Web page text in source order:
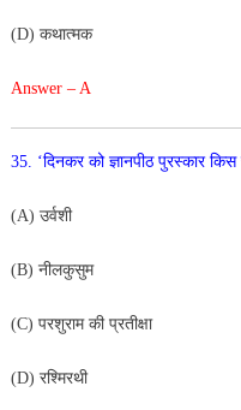
(D) कथात्मक
Answer – A
35. ‘दिनकर को ज्ञानपीठ पुरस्कार
(A) उर्वशी
(B) नीलकुसुम
(C) परशुराम की प्रतीक्षा
(D) रश्मिरथी